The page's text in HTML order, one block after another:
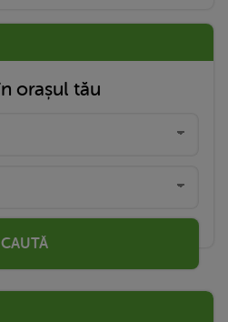
orașul tău
CAUTĂ